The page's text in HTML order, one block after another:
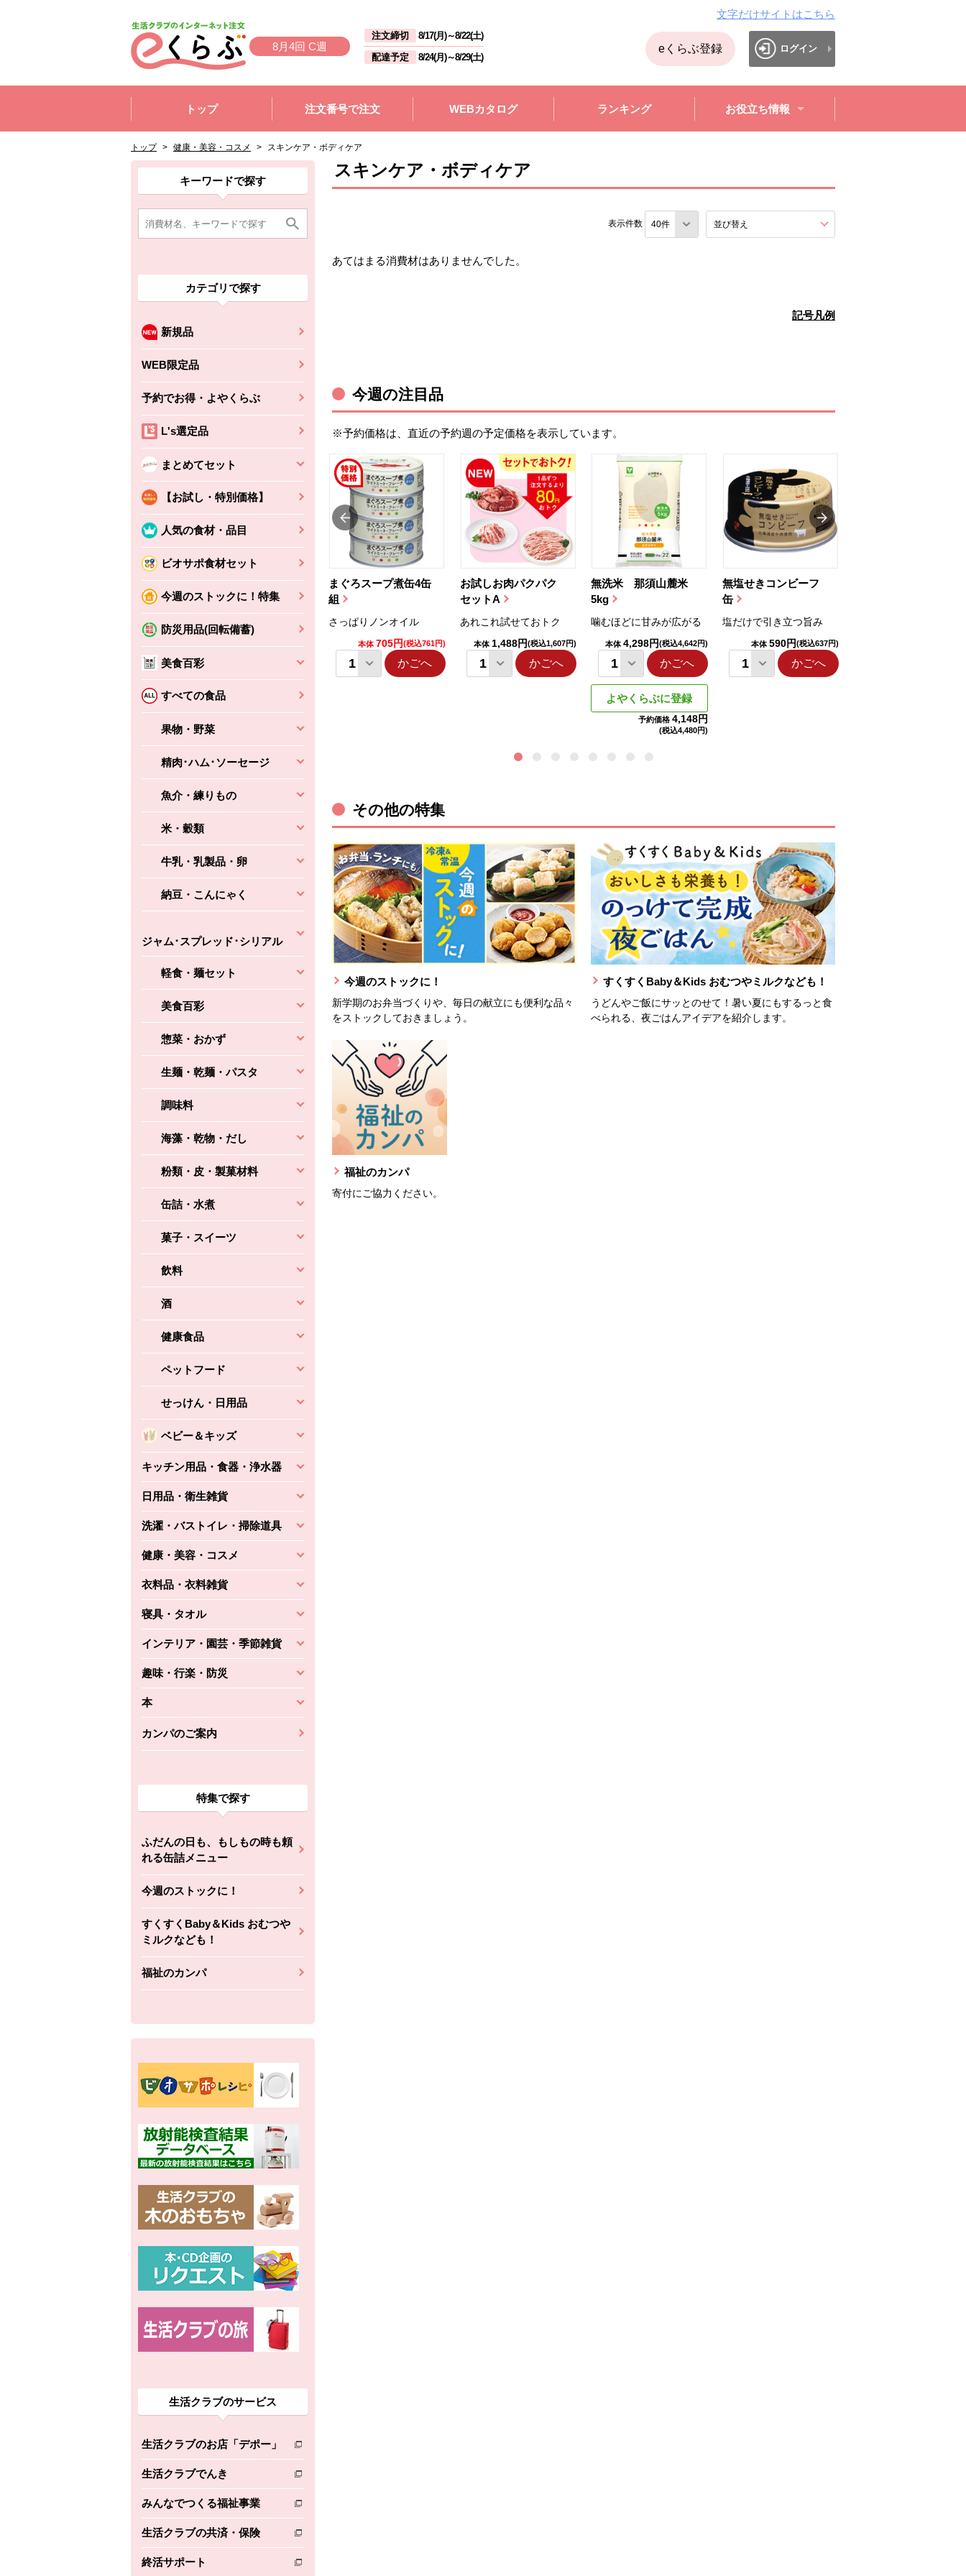
8月4回 C週
注文締切 8/17(月)～8/22(土)
配達予定
8/24(月)～8/29(土)
文字だけサイトはこちら
eくらぶ登録 ログイン
トップ
注文番号で注文 WEBカタログ ランキング お役立ち情報
トップ > 健康・美容・コスメ > スキンケア・ボディケア
ここから消費材検索メニューです。
キーワードで探す
カテゴリで探す
新規品
WEB限定品
予約でお得・よやくらぶ
L's選定品
まとめてセット
【お試し・特別価格】
人気の食材・品目
ビオサポ食材セット
今週のストックに！特集
防災用品(回転備蓄)
美食百彩
すべての食品
果物・野菜
精肉･ハム･ソーセージ
魚介・練りもの
米・穀類
牛乳・乳製品・卵
納豆・こんにゃく
ジャム･スプレッド･シリアル
軽食・麺セット
美食百彩
惣菜・おかず
生麺・乾麺・パスタ
調味料
海藻・乾物・だし
粉類・皮・製菓材料
缶詰・水煮
菓子・スイーツ
飲料
酒
健康食品
ペットフード
せっけん・日用品
ベビー＆キッズ
キッチン用品・食器・浄水器
日用品・衛生雑貨
洗濯・バストイレ・掃除道具
健康・美容・コスメ
衣料品・衣料雑貨
寝具・タオル
インテリア・園芸・季節雑貨
趣味・行楽・防災
本
カンパのご案内
特集で探す
ふだんの日も、もしもの時も頼
れる缶詰メニュー
今週のストックに！
すくすくBaby＆Kids おむつや
ミルクなども！
福祉のカンパ
消費材検索メニューここまで。
ここから本文です。
ここから組合員向けメニューです。
生活クラブのサービス
生活クラブのお店「デポー」
別のウィンドウで開きます。
生活クラブでんき
別のウィンドウで開きます。
みんなでつくる福祉事業
別のウィンドウで開きます。
生活クラブの共済・保険
別のウィンドウで開きます。
終活サポート
別のウィンドウで開きます。
組合員向けメニューここまで。
ここから本文です。 スキンケア・ボディケア
表示件数 並び替え
あてはまる消費材はありませんでした。
記号凡例
今週の注目品
※予約価格は、直近の予約週の予定価格を表示しています。
まぐろスープ煮缶4缶
組
さっぱりノンオイル
本体 705円(税込761円)
かごへ
お試しお肉パクパク
セットA
あれこれ試せておトク
本体 1,488円(税込1,607円)
かごへ
無洗米 那須山麓米
5kg
噛むほどに甘みが広がる
本体 4,298円(税込4,642円)
かごへ
よやくらぶに登録
予約価格 4,148円
(税込4,480円)
無塩せきコンビーフ
缶
塩だけで引き立つ旨み
本体 590円(税込637円)
かごへ
ちょこっと揚げ（香
えびの風味がぶわっ！
かごへ
バルサミコ
本体2,160円 (税込2,333円)
かごへ
その他の特集
今週のストックに！
新学期のお弁当づくりや、毎日の献立にも便利な品々
をストックしておきましょう。
すくすくBaby＆Kids おむつやミルクなども！
うどんやご飯にサッとのせて！暑い夏にもするっと食
べられる、夜ごはんアイデアを紹介します。
福祉のカンパ
寄付にご協力ください。